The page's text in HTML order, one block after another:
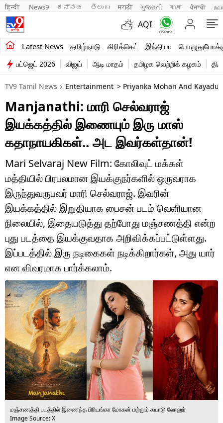
हिन्दी News9 ಕನ್ನಡ తెలుగు मराठी ગુજરાતી বাংলা ਪੰਜਾਬੀ
AQI
Latest News தமிழ்நாடு கிரிக்கெட் இந்தியா
சமீபத்திய செய்திகள்
தமிழ்நாடு
இந்தியா
உலகம்
விளையாட்டு
பொழுதுபோக்கு
லைஃப்ஸ்டைல்
வணிகம்
டெக்னாலஜி
ஆன்மீகம்
வைரல்
ஹெஃல்த்
ஷார்ட் வீடியோஸ்
வலை கதைகள்
போட்டோ கேலரி
பட்ஜெட் 2026 விஜய் ஆடி மாதம் தமிழக வெற்றிக் கழகம்
TV9 Tamil News Entertainment > Priyanka Mohan And
Manjanathi: மாரி செல்வராஜ்
இயக்கத்தில் இணையும் இரு மாஸ்
கதாநாயகிகள்.. அட இவர்கள்தான்!
Mari Selvaraj New Film: கோலிவுட் மக்கள்
மத்தியில் பிரபலமான இயக்குநர்களில் ஒருவராக
இருந்துவருபவர் மாரி செல்வராஜ். இவரின்
இயக்கத்தில் இறுதியாக பைசன் படம் வெளியான
நிலையில், இதையடுத்து தற்போது மஞ்சணத்தி என்ற
புது படத்தை இயக்குவதாக அறிவிக்கப்பட்டுள்ளது.
இப்படத்தில் இரு நடிகைகள் நடிக்கிறார்கள், அது யார்
என விவரமாக பார்க்கலாம்.
மஞ்சணத்தி படத்தில் இணைந்த பிரியங்கா மோகன் மற்றும் கயாடு லோஹர்
Image Source: X